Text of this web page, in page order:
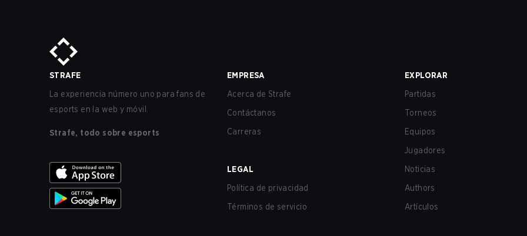
STRAFE
La experiencia número uno para fans de
esports en la web y móvil.
Strafe, todo sobre esports
EMPRESA
Acerca de Strafe
Contáctanos
Carreras
LEGAL
Política de privacidad
Términos de servicio
EXPLORAR
Partidas
Torneos
Equipos
Jugadores
Noticias
Authors
Artículos